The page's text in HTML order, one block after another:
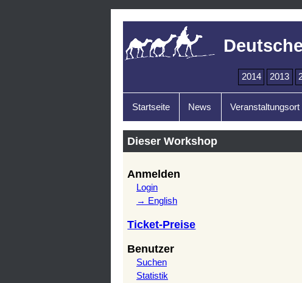
2014 2013
Startseite News Veranstaltungsort
Dieser Workshop
Anmelden
Login
→ English
Ticket-Preise
Benutzer
Suchen
Statistik